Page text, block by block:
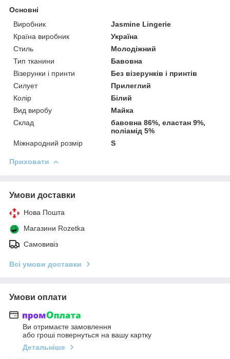
Основні
Виробник
Jasmine Lingerie
Країна виробник
Україна
Стиль
Молодіжний
Тип тканини
Бавовна
Візерунки і принти
Без візерунків і принтів
Силует
Прилеглий
Колір
Білий
Вид виробу
Майка
Склад
бавовна 86%, еластан 9%,
поліамід 5%
Міжнародний розмір
S
Приховати
Умови доставки
Нова Пошта
Магазини Rozetka
Самовивіз
Всі умови доставки
Умови оплати
Ви отримаєте замовлення
або гроші повернуться на вашу картку
Детальніше